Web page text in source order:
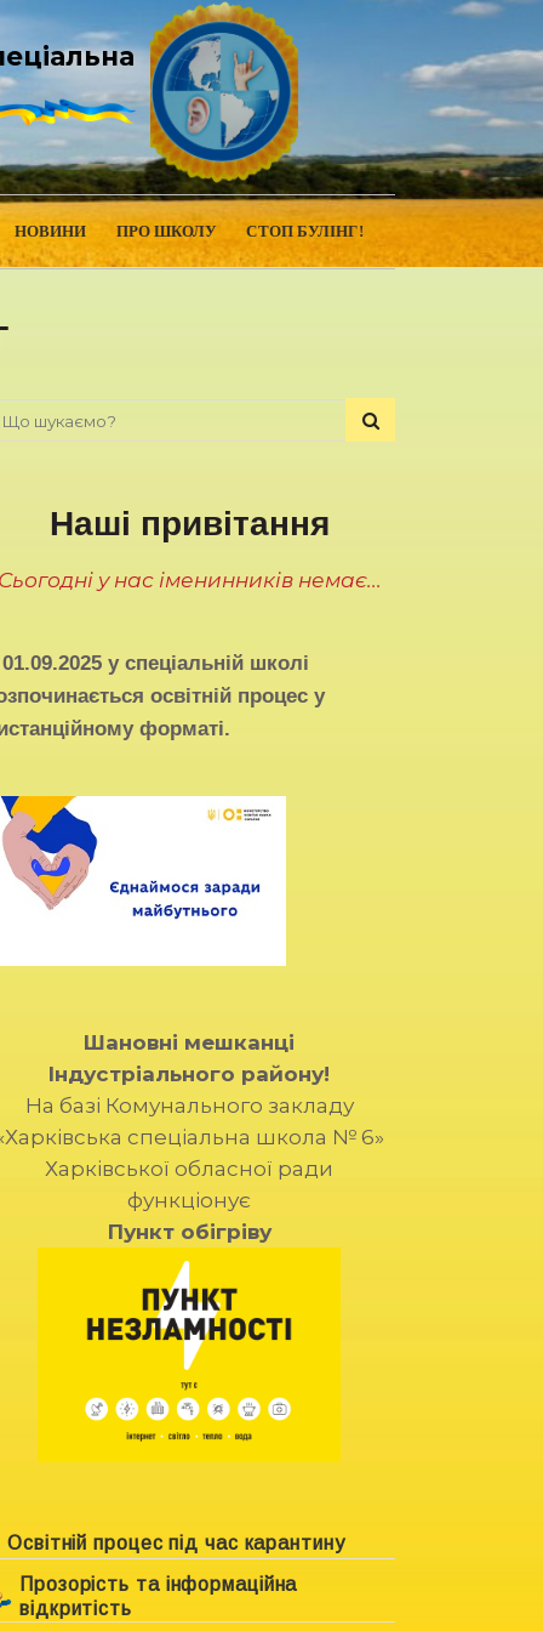
НОВИНИ ПРО ШКОЛУ СТОП БУЛІНГ!
Наші привітання
Сьогодні у нас іменинників немає...
01.09.2025 у спеціальній школі
освітній процес у
форматі.
Шановні мешканці
Індустріального району!
На базі Комунального закладу
спеціальна школа № 6»
Харківської обласної ради
функціонує
Пункт обігріву
Освітній процес під час карантину
Прозорість та інформаційна
відкритість